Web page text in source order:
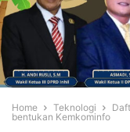
Home Teknologi
bentukan Kemkominfo